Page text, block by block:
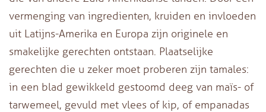
vermenging van ingredienten, kruiden en invloeden
uit Latijns-Amerika en Europa zijn originele en
smakelijke gerechten ontstaan. Plaatselijke
gerechten die u zeker moet proberen zijn tamales:
in een blad gewikkeld gestoomd deeg van maïs- of
tarwemeel, gevuld met vlees of kip, of empanadas